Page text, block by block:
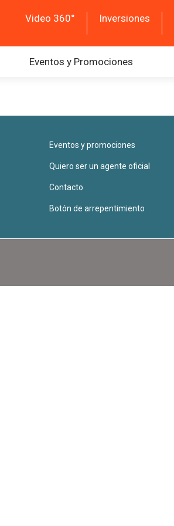
Video 360° Inversiones
Eventos y Promociones
Eventos y promociones
Quiero ser un agente oficial
Contacto
Botón de arrepentimiento